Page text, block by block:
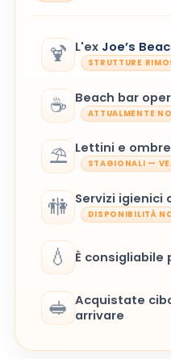
🍹 L'ex Joe’s
STRUTTURE
☕ Beach bar
ATTUALMENTE
⛱️ Lettini e
STAGIONALI —
🚻 Servizi igienici
DISPONIBILITÀ
💧 È consigliabile
🥪 Acquistate
arrivare